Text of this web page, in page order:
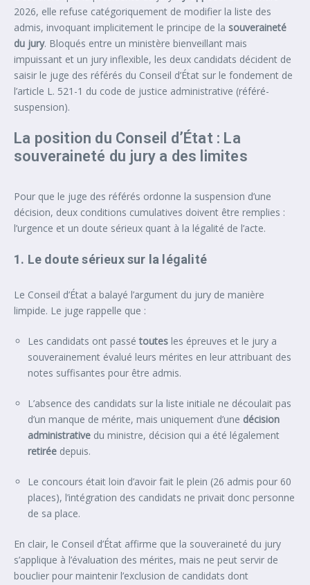
2026, elle refuse catégoriquement de modifier la liste des
admis, invoquant implicitement le principe de la souveraineté
du jury. Bloqués entre un ministère bienveillant mais
impuissant et un jury inflexible, les deux candidats décident de
saisir le juge des référés du Conseil d’État sur le fondement de
l’article L. 521-1 du code de justice administrative (référé-
suspension).
La position du Conseil d’État : La
souveraineté du jury a des limites
Pour que le juge des référés ordonne la suspension d’une
décision, deux conditions cumulatives doivent être remplies :
l’urgence et un doute sérieux quant à la légalité de l’acte.
1. Le doute sérieux sur la légalité
Le Conseil d’État a balayé l’argument du jury de manière
limpide. Le juge rappelle que :
Les candidats ont passétoutes les épreuves et le jury a
souverainement évalué leurs mérites en leur attribuant des
notes suffisantes pour être admis.
L’absence des candidats sur la liste initiale ne découlait pas
d’un manque de mérite, mais uniquement d’une décision
administrative du ministre, décision qui a été légalement
retirée depuis.
Le concours était loin d’avoir fait le plein (26 admis pour 60
places), l’intégration des candidats ne privait donc personne
de sa place.
En clair, le Conseil d’État affirme que la souveraineté du jury
s’applique à l’évaluation des mérites, mais ne peut servir de
bouclier pour maintenir l’exclusion de candidats dont